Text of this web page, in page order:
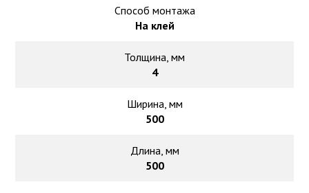
Способ монтажа
На клей
Толщина, мм
4
Ширина, мм
500
Длина, мм
500